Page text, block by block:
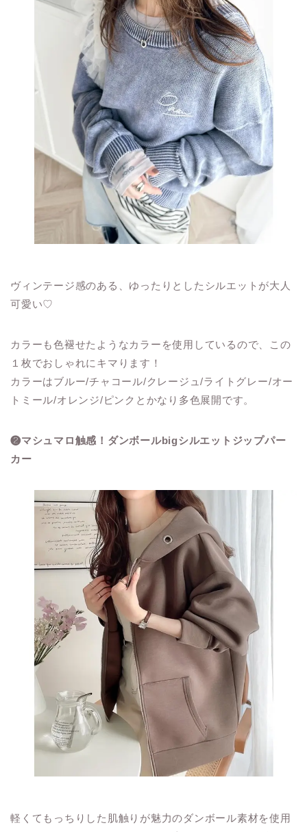
ヴィンテージ感のある、ゆったりとしたシルエットが大人
可愛い♡
カラーも色褪せたようなカラーを使用しているので、この
１枚でおしゃれにキマります！
カラーはブルー/チャコール/クレージュ/ライトグレー/オー
トミール/オレンジ/ピンクとかなり多色展開です。
❷マシュマロ触感！ダンボールbigシルエットジップパー
カー
軽くてもっちりした肌触りが魅力のダンボール素材を使用